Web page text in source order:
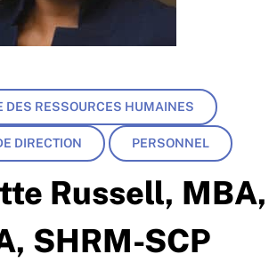
DES RESSOURCES HUMAINES
DIRECTION PERSONNEL
Russell, MBA,
SHRM-SCP